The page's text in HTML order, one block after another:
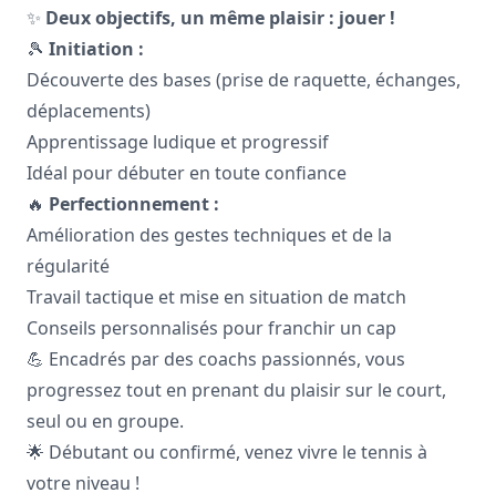
✨ Deux objectifs, un même plaisir : jouer !
🎾 Initiation :
Découverte des bases (prise de raquette, échanges,
déplacements)
Apprentissage ludique et progressif
Idéal pour débuter en toute confiance
🔥 Perfectionnement :
Amélioration des gestes techniques et de la
régularité
Travail tactique et mise en situation de match
Conseils personnalisés pour franchir un cap
💪 Encadrés par des coachs passionnés, vous
progressez tout en prenant du plaisir sur le court,
seul ou en groupe.
🌟 Débutant ou confirmé, venez vivre le tennis à
votre niveau !